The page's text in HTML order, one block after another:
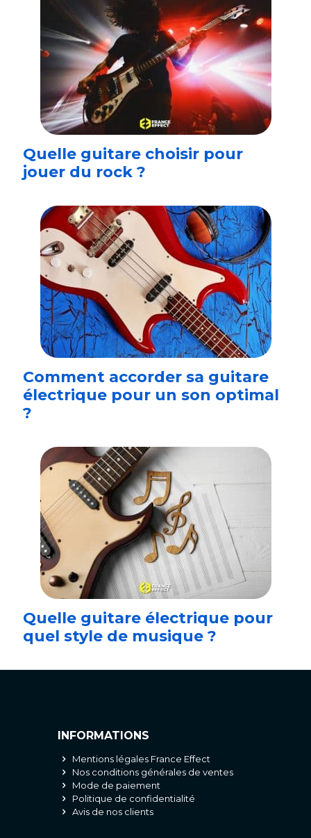
Quelle guitare choisir pour
jouer du rock ?
Comment accorder sa guitare
électrique pour un son optimal
?
Quelle guitare électrique pour
quel style de musique ?
INFORMATIONS
Mentions légales France Effect
Nos conditions générales de ventes
Mode de paiement
Politique de confidentialité
Avis de nos clients